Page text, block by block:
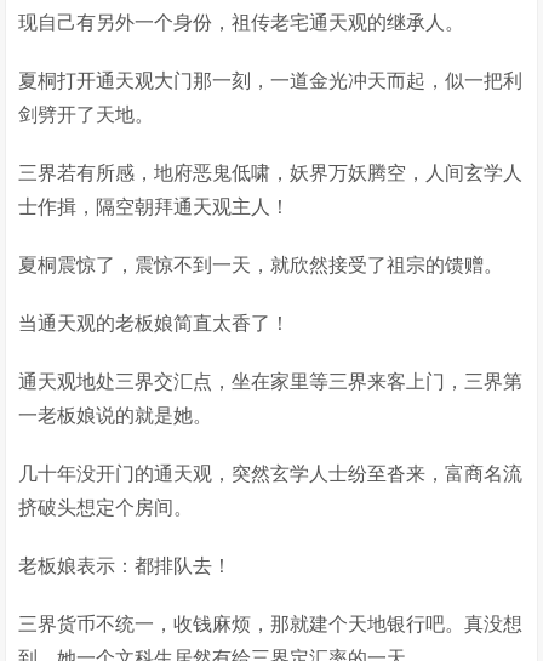
现自己有另外一个身份，祖传老宅通天观的继承人。
夏桐打开通天观大门那一刻，一道金光冲天而起，似一把利
剑劈开了天地。
三界若有所感，地府恶鬼低啸，妖界万妖腾空，人间玄学人
士作揖，隔空朝拜通天观主人！
夏桐震惊了，震惊不到一天，就欣然接受了祖宗的馈赠。
当通天观的老板娘简直太香了！
通天观地处三界交汇点，坐在家里等三界来客上门，三界第
一老板娘说的就是她。
几十年没开门的通天观，突然玄学人士纷至沓来，富商名流
挤破头想定个房间。
老板娘表示：都排队去！
三界货币不统一，收钱麻烦，那就建个天地银行吧。真没想